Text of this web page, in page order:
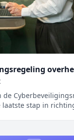
de
stap in
eerst op